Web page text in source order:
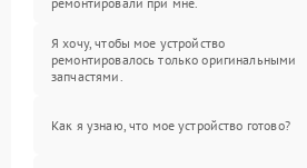
Я хочу, чтобы мое устройство
ремонтировалось только оригинальными
запчастями.
Как я узнаю, что мое устройство готово?